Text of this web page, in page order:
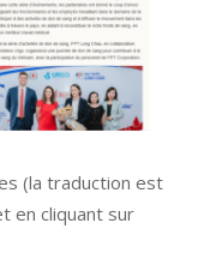
(la traduction est
en cliquant sur